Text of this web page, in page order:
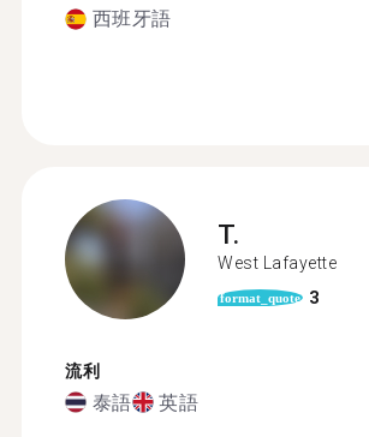
西班牙語
T.
West Lafayette
format_quote 3
流利
泰語 英語